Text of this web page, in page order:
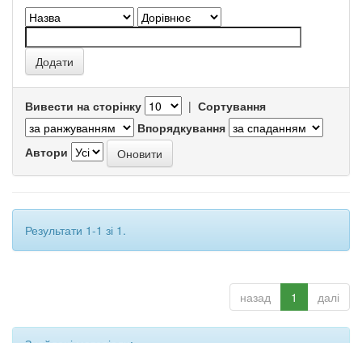
Вивести на сторінку | Сортування
Впорядкування
Автори
Результати 1-1 зі 1.
назад 1 далі